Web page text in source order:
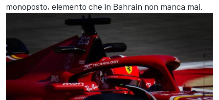
monoposto, elemento che in Bahrain non manca mai.